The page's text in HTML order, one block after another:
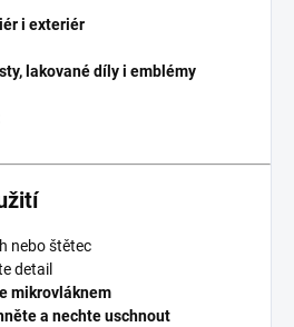
i exteriér
lakované díly i emblémy
nebo štětec
detail
mikrovláknem
a nechte uschnout